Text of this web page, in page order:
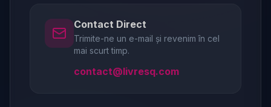
Contact Direct
Trimite-ne un e-mail și revenim în cel
mai scurt timp.
contact@livresq.com